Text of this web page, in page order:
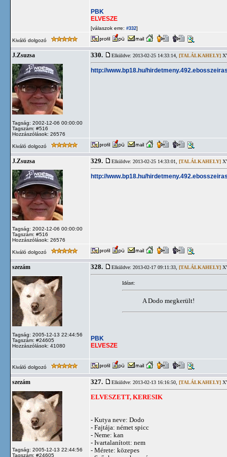
PBK
ELVESZE
[válaszok erre: #332]
Kiváló dolgozó
J.Zsuzsa
Tagság: 2002-12-06 00:00:00
Tagszám: #516
Hozzászólások: 26576
330. Elküldve: 2013-02-25 14:33:14, [TALÁLKAHELY]
http://www.bp18.hu/
Kiváló dolgozó
J.Zsuzsa
Tagság: 2002-12-06 00:00:00
Tagszám: #516
Hozzászólások: 26576
329. Elküldve: 2013-02-25 14:33:01, [TALÁLKAHELY]
http://www.bp18.hu/
Kiváló dolgozó
szezám
Tagság: 2005-12-13 22:44:56
Tagszám: #24605
Hozzászólások: 41080
328. Elküldve: 2013-02-17 09:11:33, [TALÁLKAHELY]
Idézet:
A Dodo megkerült!
PBK
ELVESZE
Kiváló dolgozó
szezám
Tagság: 2005-12-13 22:44:56
Tagszám: #24605
327. Elküldve: 2013-02-13 16:16:50, [TALÁLKAHELY]
ELVESZETT, KERESIK
- Kutya neve: Dodo
- Fajtája: német spicc
- Neme: kan
- Ivartalanított: nem
- Mérete: közepes